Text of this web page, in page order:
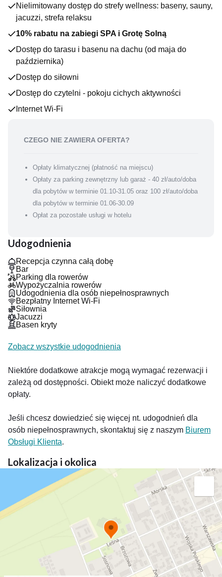
jest dla osób powyżej 12 lat.
Obiekt oferuje wypoczynek w przestronnych pokojach z
prysznicem, suszarka do włosów, czajnik elektryczny,
telewizor oraz Wi-Fi.
ATRAKCJE OBIEKTU
- basen wewnętrzny
- basen zewnętrzny na dachu
- jacuzzi
- 3 sauny
- grota solna
- siłownia
- zabiegi na twarz i ciało
JEDZENIE I PICIE
Hotel oferuje swoim gościom niezapomniane doznania
kulinarne. Znajduje się tu elegancka restauracja Rosa Mare,
cocktail bar Mesa, w którym organizowane są wieczory z
dachu budynku.
Nielimitowany dostęp do strefy wellness: baseny, sauny,
jacuzzi, strefa relaksu
10% rabatu na zabiegi SPA i Grotę Solną
Dostęp do tarasu i basenu na dachu (od maja do
października)
Dostęp do siłowni
Dostęp do czytelni - pokoju cichych aktywności
Internet Wi-Fi
CZEGO NIE ZAWIERA OFERTA?
Opłaty klimatycznej (płatność na miejscu)
Opłaty za parking zewnętrzny lub garaż - 40 zł/auto/doba
dla pobytów w terminie 01.10-31.05 oraz 100 zł/auto/doba
dla pobytów w terminie 01.06-30.09
Opłat za pozostałe usługi w hotelu
Udogodnienia
Recepcja czynna całą dobę
Bar
Parking dla rowerów
Wypożyczalnia rowerów
Udogodnienia dla osób niepełnosprawnych
Bezpłatny Internet Wi-Fi
Siłownia
Jacuzzi
Basen kryty
Zobacz wszystkie udogodnienia
Niektóre dodatkowe atrakcje mogą wymagać rezerwacji i
zależą od dostępności. Obiekt może naliczyć dodatkowe
opłaty.
Jeśli chcesz dowiedzieć się więcej nt. udogodnień dla
osób niepełnosprawnych, skontaktuj się z naszym Biurem
Obsługi Klienta.
Lokalizacja i okolica